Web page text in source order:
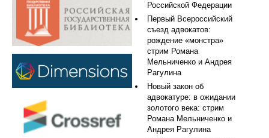
Российской Федерации
Первый Всероссийский
съезд адвокатов:
рождение «монстра»
стрим Романа
Мельниченко и Андрея
Рагулина
Новый закон об
адвокатуре: в ожидании
золотого века: стрим
Романа Мельниченко и
Андрея Рагулина